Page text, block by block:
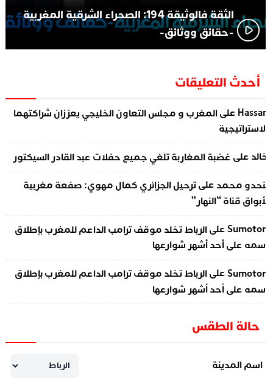
الثقة فالوثيقة 194: الصحراء الشرقية المغربية
-حقائق ووثائق-
أحدث التعليقات
علىالمغرب و مجلس التعاون الخليجي يعززان شراكتهما
علىغضبة المغاربة تلغي جميع حفلات عبد القادر السيكتور
محمدعلىترحيل الجزائري كمال مهوي: صفعة مغربية
قناة “النهار”
علىالرباط تخلد موقف ترامب الداعم للمغرب بإطلاق
على أحد أشهر شوارعها
علىالرباط تخلد موقف ترامب الداعم للمغرب بإطلاق
على أحد أشهر شوارعها
حالة الطقس
اسم المدينة